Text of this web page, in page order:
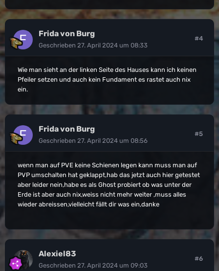
Frida von Burg
Geschrieben 27. April 2024 um 08:33
#4
Wie man sieht an der linken Seite des Hauses kann ich keinen
Pfeiler setzen und auch kein Fundament es rastet auch nix
ein.
Frida von Burg
Geschrieben 27. April 2024 um 08:56
#5
wenn man auf PVE keine Schienen legen kann muss man auf
PVP umschalten hat geklappt,hab das jetzt auch hier getestet
aber leider nein,habe es als Ghost probiert ob was unter der
Erde ist aber auch nix,weiss nicht mehr weiter ,muss alles
wieder abreissen,vielleicht fällt dir was ein,danke
Alexiel83
Geschrieben 27. April 2024 um 09:03
#6